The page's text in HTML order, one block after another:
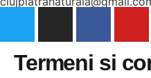
Termeni si